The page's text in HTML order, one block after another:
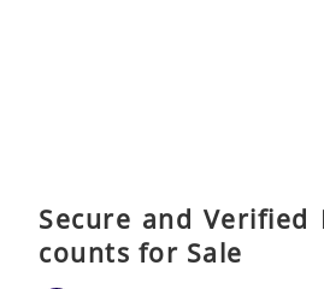
Secure and Verified
counts for Sale